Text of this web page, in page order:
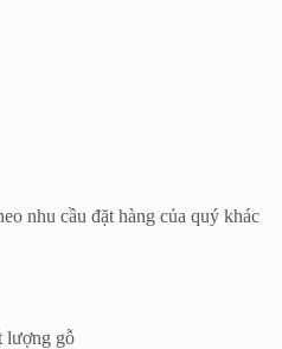
nhu cầu đặt hàng của quý khác
lượng gỗ